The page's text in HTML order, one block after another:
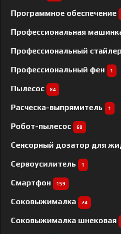
Программное обеспечение
Профессиональная
Профессиональный
Профессиональный фен 1
Пылесос 84
Расческа-выпрямитель 1
Робот-пылесос 60
Сенсорный дозатор для
Сервоусилитель 1
Смартфон 159
Соковыжималка 24
Соковыжималка шнековая